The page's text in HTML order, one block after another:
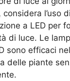
considera l’uso
a LED per
di luce. Le
sono efficaci
delle piante